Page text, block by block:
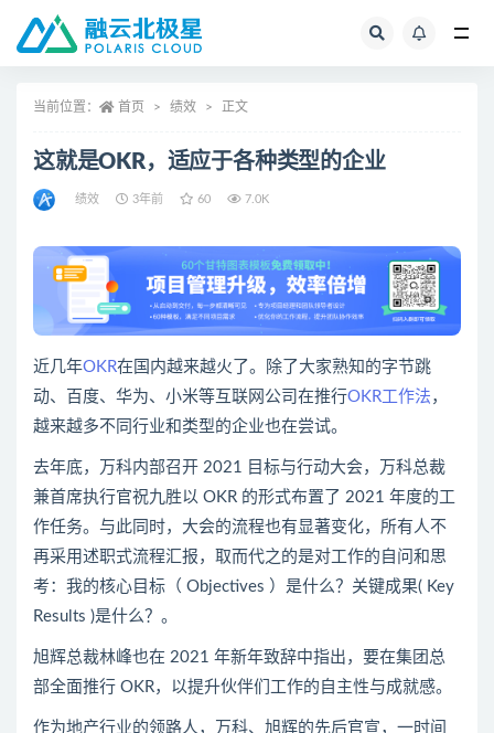
当前位置： 首页 绩效 正文
这就是OKR，适应于各种类型的企业
绩效 3年前 60 7.0K
近几年OKR在国内越来越火了。除了大家熟知的字节跳
动、百度、华为、小米等互联网公司在推行OKR工作法 ，
越来越多不同行业和类型的企业也在尝试。
去年底，万科内部召开 2021 目标与行动大会，万科总裁
兼首席执行官祝九胜以 OKR 的形式布置了 2021 年度的工
作任务。与此同时，大会的流程也有显著变化，所有人不
再采用述职式流程汇报，取而代之的是对工作的自问和思
考：我的核心目标（ Objectives ）是什么？关键成果( Key
Results )是什么？。
旭辉总裁林峰也在 2021 年新年致辞中指出，要在集团总
部全面推行 OKR，以提升伙伴们工作的自主性与成就感。
作为地产行业的领路人，万科、旭辉的先后官宣，一时间